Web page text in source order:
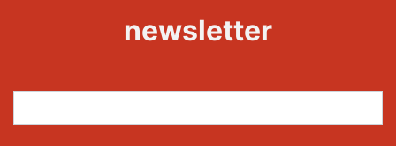
newsletter